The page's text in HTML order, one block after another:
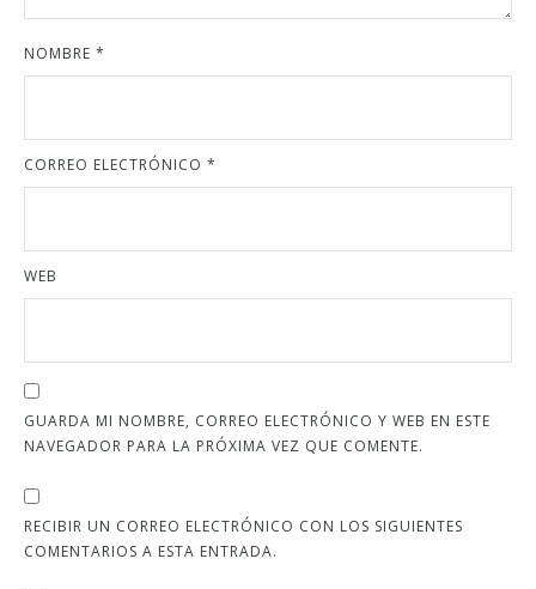
NOMBRE *
CORREO ELECTRÓNICO *
WEB
GUARDA MI NOMBRE, CORREO ELECTRÓNICO Y WEB EN ESTE
NAVEGADOR PARA LA PRÓXIMA VEZ QUE COMENTE.
RECIBIR UN CORREO ELECTRÓNICO CON LOS SIGUIENTES
COMENTARIOS A ESTA ENTRADA.